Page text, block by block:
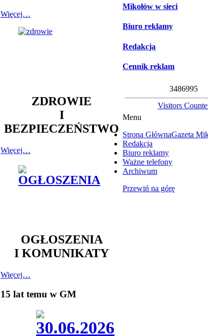
Więcej…
ZDROWIE
I
BEZPIECZEŃSTWO
Więcej…
OGŁOSZENIA
I KOMUNIKATY
Więcej…
15 lat temu w GM
Mikołów w sieci
Biuro reklamy
Redakcja
Cennik reklam
3486995
Visitors
Menu
Strona GłównaGazeta
Redakcja
Biuro reklamy
Ważne telefony
Archiwum
Przewiń na górę